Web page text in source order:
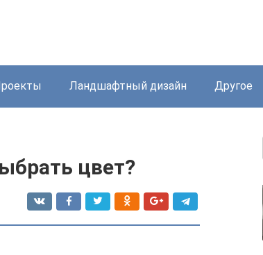
Ландшафтный дизайн Другое
цвет?